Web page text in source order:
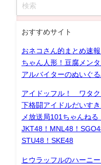
おすすめサイト
おネコさん的まとめ速
ちゃん人形！豆腐メン
アルバイターのぬいぐ
アイドッフル！ ワタ
下格闘アイドルだいす
メ放送局101ちゃんね
JKT48！MNL48！
STU48！SKE48
ヒウラッフルのハーニ